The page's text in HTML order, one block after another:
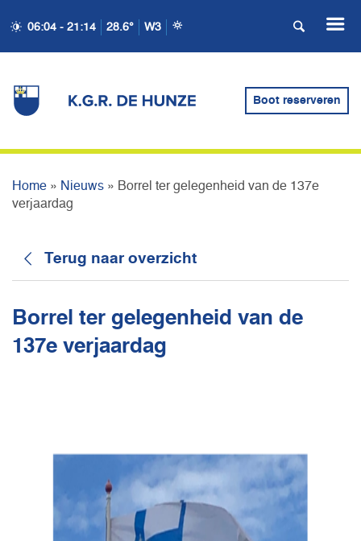
06:04 - 21:14 28.6° W3
Boot reserveren
GELEGENHEID VAN DE
Home » Nieuws » Borrel ter gelegenheid van de 137e
verjaardag
Terug naar overzicht
Borrel ter gelegenheid van de
137e verjaardag